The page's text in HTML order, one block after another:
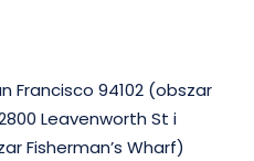
Francisco 94102 (obszar
Leavenworth St i
Fisherman’s Wharf)